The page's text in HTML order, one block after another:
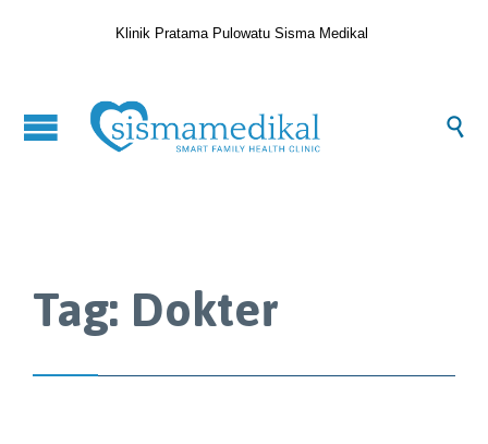
Klinik Pratama Pulowatu Sisma Medikal

Tag: Dokter